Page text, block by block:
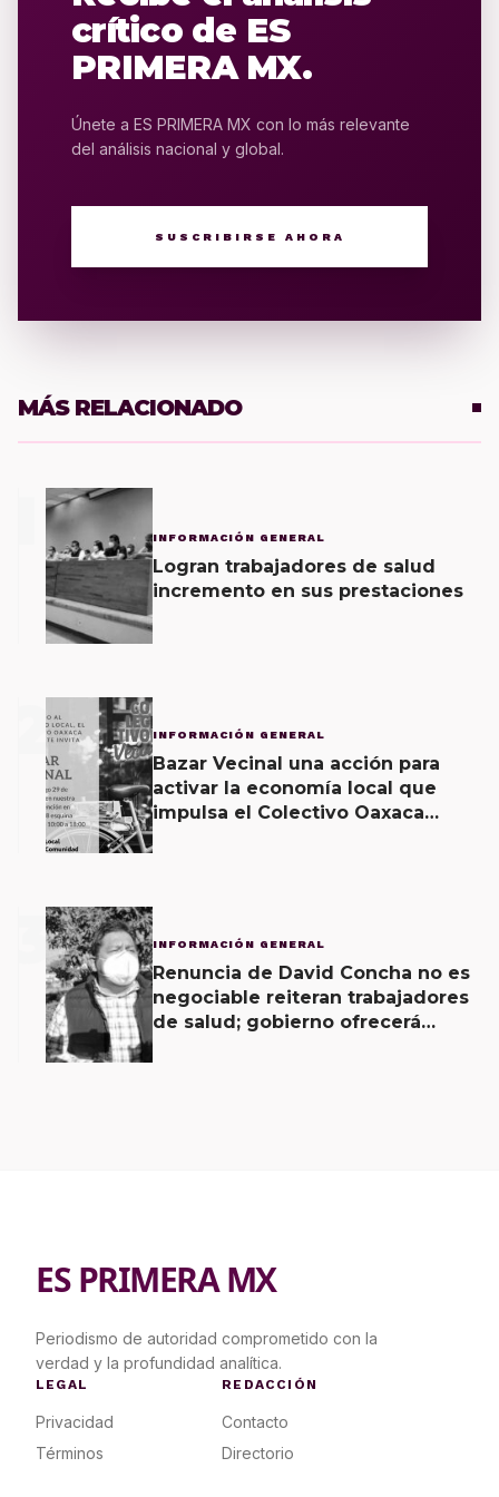
crítico de ES
PRIMERA MX.
Únete a ES PRIMERA MX con lo más relevante
del análisis nacional y global.
SUSCRIBIRSE AHORA
MÁS RELACIONADO
INFORMACIÓN GENERAL
Logran trabajadores de salud
incremento en sus prestaciones
2 INFORMACIÓN GENERAL
Bazar Vecinal una acción para
activar la economía local que
impulsa el Colectivo Oaxaca
3 INFORMACIÓN GENERAL
Renuncia de David Concha no es
negociable reiteran trabajadores
de salud; gobierno ofrecerá
ES PRIMERA MX
Periodismo de autoridad comprometido con la
verdad y la profundidad analítica.
LEGAL
Privacidad
Términos
REDACCIÓN
Contacto
Directorio